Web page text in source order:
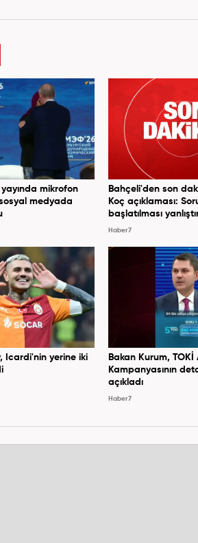
yayında mikrofon
medyada
Bahçeli'den son
Koç açıklaması:
başlatılması
Haber7
Icardi'nin yerine iki
Bakan Kurum, TOKİ
Kampanyasının
açıkladı
Haber7